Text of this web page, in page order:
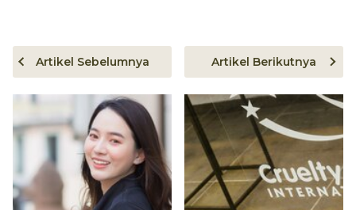
Artikel Sebelumnya Artikel Berikutnya